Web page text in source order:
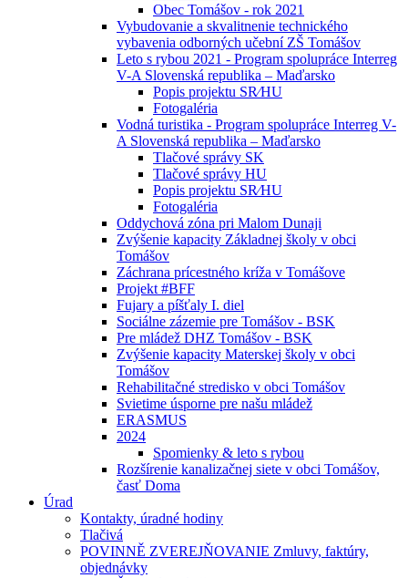
Obec Tomášov - rok 2021
Vybudovanie a skvalitnenie technického
vybavenia odborných učební ZŠ Tomášov
Leto s rybou 2021 - Program spolupráce Interreg
V-A Slovenská republika – Maďarsko
Popis projektu SR⁄HU
Fotogaléria
Vodná turistika - Program spolupráce Interreg V-
A Slovenská republika – Maďarsko
Tlačové správy SK
Tlačové správy HU
Popis projektu SR⁄HU
Fotogaléria
Oddychová zóna pri Malom Dunaji
Zvýšenie kapacity Základnej školy v obci
Tomášov
Záchrana prícestného kríža v Tomášove
Projekt #BFF
Fujary a píšťaly I. diel
Sociálne zázemie pre Tomášov - BSK
Pre mládež DHZ Tomášov - BSK
Zvýšenie kapacity Materskej školy v obci
Tomášov
Rehabilitačné stredisko v obci Tomášov
Svietime úsporne pre našu mládež
ERASMUS
2024
Spomienky & leto s rybou
Rozšírenie kanalizačnej siete v obci Tomášov,
časť Doma
Úrad
Kontakty, úradné hodiny
Tlačivá
POVINNĚ ZVEREJŇOVANIE Zmluvy, faktúry,
objednávky